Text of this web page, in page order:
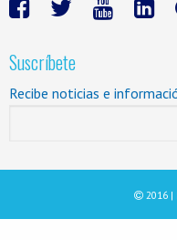
Suscríbete
Recibe noticias e
2016 |